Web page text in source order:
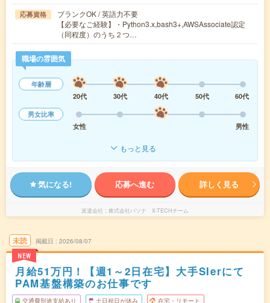
応募資格
ブランクOK / 英語力不要
【必要なご経験】・Python3.x,bash3+,AWSAssociate認定
（同程度）のうち２つ…
職場の雰囲気
年齢層
20代
30代 40代 50代
60代
男女比率
女性
男性
もっと見る
気になる! 応募へ進む 詳しく見る
派遣会社 株式会社パソナ X-TECHチーム
未読
NEW
掲載日 2026/08/07
月給51万円！【週1～2日在宅】大手SIerにて
PAM基盤構築のお仕事です
交通費別途支給あり 土日祝日が休み 在宅・リモート